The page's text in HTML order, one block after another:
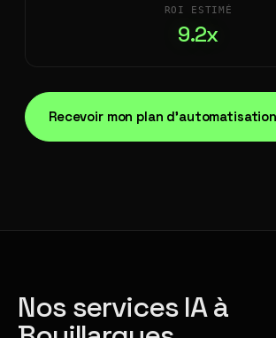
ROI ESTIMÉ
9.2x
Recevoir mon plan
Nos services IA à